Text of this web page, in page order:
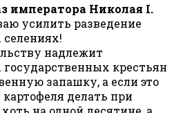
императора Николая I.
усилить разведение
надлежит
крестьян
запашку, а если это
делать при